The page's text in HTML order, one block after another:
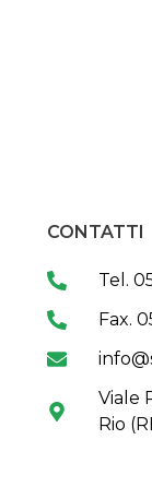
CONTATTI
Tel.
Fax.
Viale
Rio